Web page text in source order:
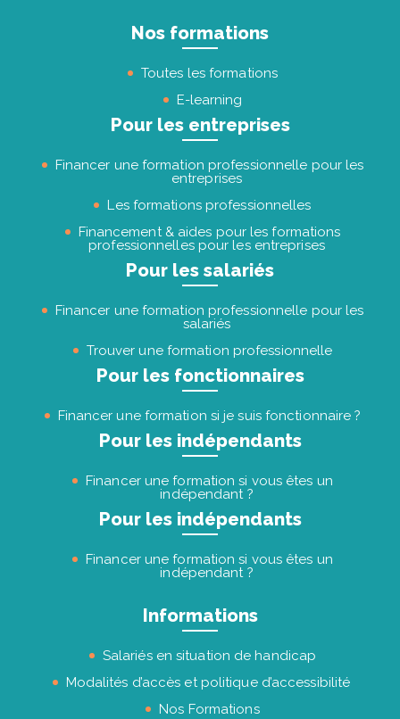
Nos formations
Toutes les formations
E-learning
Pour les entreprises
Financer une formation professionnelle pour les
entreprises
Les formations professionnelles
Financement & aides pour les formations
professionnelles pour les entreprises
Pour les salariés
Financer une formation professionnelle pour les
salariés
Trouver une formation professionnelle
Pour les fonctionnaires
Financer une formation si je suis fonctionnaire ?
Pour les indépendants
Financer une formation si vous êtes un
indépendant ?
Pour les indépendants
Financer une formation si vous êtes un
indépendant ?
Informations
Salariés en situation de handicap
Modalités d’accès et politique d’accessibilité
Nos Formations